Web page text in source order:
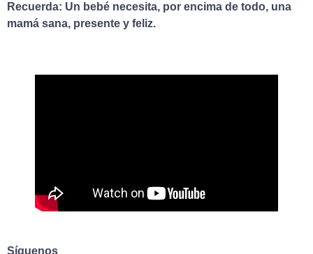
Recuerda: Un bebé necesita, por encima de todo, una
mamá sana, presente y feliz.
Síguenos